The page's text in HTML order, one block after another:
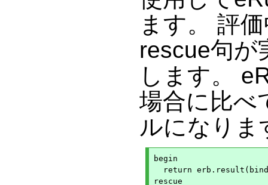
ます。 評
rescue句が
します。
場合に比べ
ルになりま
begin
return
rescue